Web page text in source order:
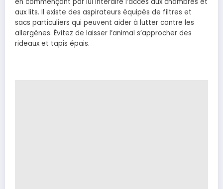
aux lits. Il existe des aspirateurs équipés de filtres et
sacs particuliers qui peuvent aider à lutter contre les
allergènes. Évitez de laisser l’animal s’approcher des
rideaux et tapis épais.